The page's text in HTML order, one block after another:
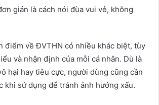
giản là cách nói đùa vui vẻ, không
điểm về ĐVTHN có nhiều khác biệt, tùy
và nhận định của mỗi cá nhân. Dù là
hại hay tiêu cực, người dùng cũng cần
khi sử dụng để tránh ảnh hưởng xấu.